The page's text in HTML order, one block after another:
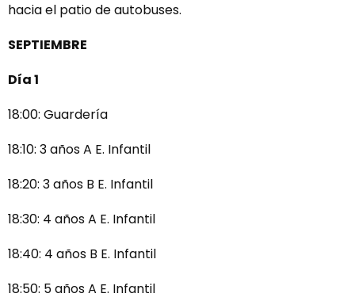
hacia el patio de autobuses.
SEPTIEMBRE
Día 1
18:00: Guardería
18:10: 3 años A E. Infantil
18:20: 3 años B E. Infantil
18:30: 4 años A E. Infantil
18:40: 4 años B E. Infantil
18:50: 5 años A E. Infantil